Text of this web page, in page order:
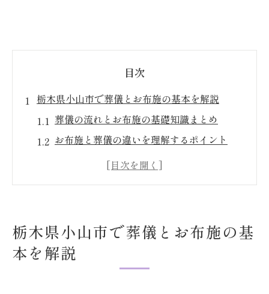
目次
栃木県小山市で葬儀とお布施の基本を解説
葬儀の流れとお布施の基礎知識まとめ
お布施と葬儀の違いを理解するポイント
小山市特有の葬儀マナーや風習を紹介
葬儀とお布施に関するよくある疑問解説
お布施の相場やマナーを小山市で知るには
小山市での葬儀お布施相場の目安と実例
栃木県小山市で葬儀とお布施の基
本を解説